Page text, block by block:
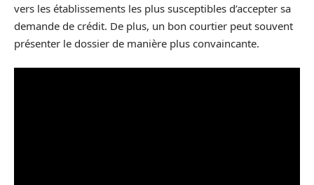
vers les établissements les plus susceptibles d’accepter sa
demande de crédit. De plus, un bon courtier peut souvent
présenter le dossier de manière plus convaincante.